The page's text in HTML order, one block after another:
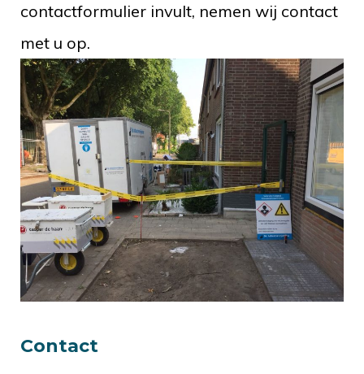
contactformulier invult, nemen wij contact
met u op.
Contact